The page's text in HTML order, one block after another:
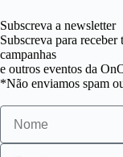
Subscreva a newsletter
Subscreva para
campanhas
e outros eventos da
*Não enviamos spam